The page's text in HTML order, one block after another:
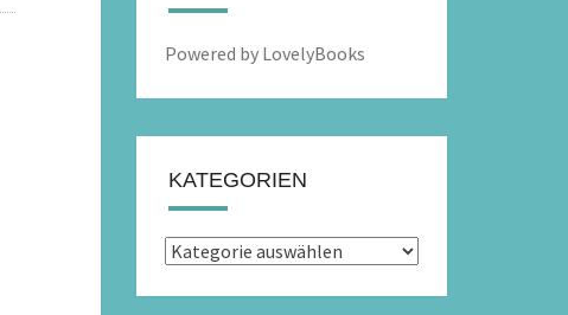
Powered by LovelyBooks
KATEGORIEN
Kategorien